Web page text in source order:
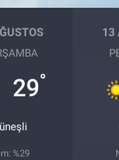
29°
%29
13